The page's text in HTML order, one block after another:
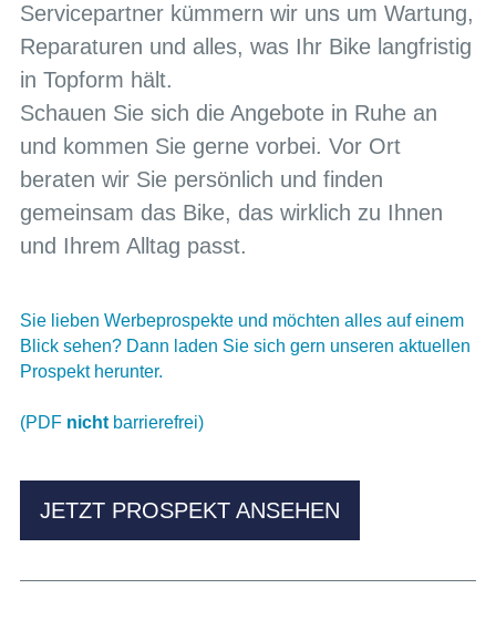
Servicepartner kümmern wir uns um Wartung,
Reparaturen und alles, was Ihr Bike langfristig
in Topform hält.
Schauen Sie sich die Angebote in Ruhe an
und kommen Sie gerne vorbei. Vor Ort
beraten wir Sie persönlich und finden
gemeinsam das Bike, das wirklich zu Ihnen
und Ihrem Alltag passt.
Sie lieben Werbeprospekte und möchten alles auf einem
Blick sehen? Dann laden Sie sich gern unseren aktuellen
Prospekt herunter.
(PDF nicht barrierefrei)
JETZT PROSPEKT ANSEHEN